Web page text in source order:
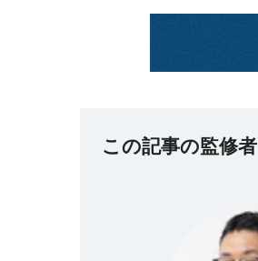
この記事の監修者